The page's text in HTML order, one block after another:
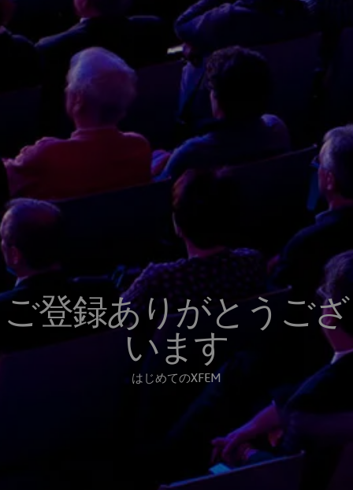
ご登録ありがとうござ
います
はじめてのXFEM